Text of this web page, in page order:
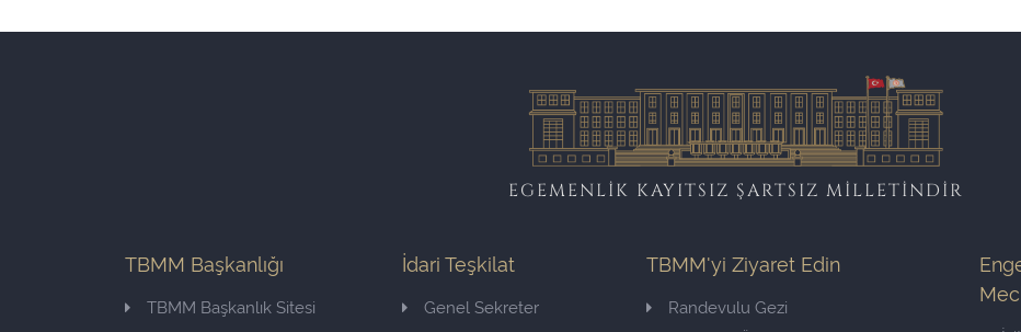
EGEMENLİK KAYITSIZ ŞARTSIZ MİLLETİNDİR
TBMM Başkanlığı
TBMM Başkanlık Sitesi
İdari Teşkilat
Genel Sekreter
TBMM'yi Ziyaret Edin
Randevulu Gezi